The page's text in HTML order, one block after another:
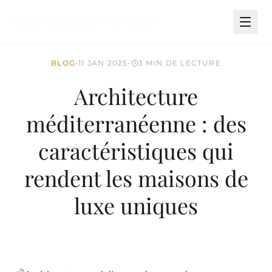
BLOG•11 JAN 2025• 3 MIN DE LECTURE
Architecture
méditerranéenne : des
caractéristiques qui
rendent les maisons de
luxe uniques